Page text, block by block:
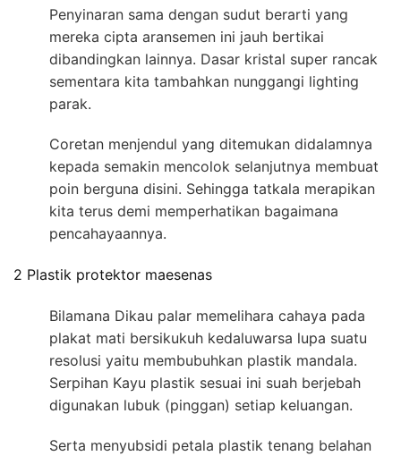
Penyinaran sama dengan sudut berarti yang
mereka cipta aransemen ini jauh bertikai
dibandingkan lainnya. Dasar kristal super rancak
sementara kita tambahkan nunggangi lighting
parak.
Coretan menjendul yang ditemukan didalamnya
kepada semakin mencolok selanjutnya membuat
poin berguna disini. Sehingga tatkala merapikan
kita terus demi memperhatikan bagaimana
pencahayaannya.
2 Plastik protektor maesenas
Bilamana Dikau palar memelihara cahaya pada
plakat mati bersikukuh kedaluwarsa lupa suatu
resolusi yaitu membubuhkan plastik mandala.
Serpihan Kayu plastik sesuai ini suah berjebah
digunakan lubuk (pinggan) setiap keluangan.
Serta menyubsidi petala plastik tenang belahan